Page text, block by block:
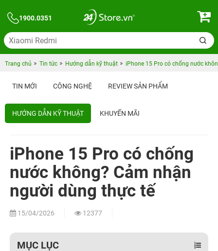
1900.0351
Trang chủ Tin tức Hướng dẫn kỹ thuật iPhone 15 Pro có chống nước
TIN MỚI CÔNG NGHỆ REVIEW SẢN PHẨM
HƯỚNG DẪN KỸ THUẬT KHUYẾN MÃI
iPhone 15 Pro có chống
nước không? Cảm nhận
người dùng thực tế
15/04/2026 12377
MỤC LỤC